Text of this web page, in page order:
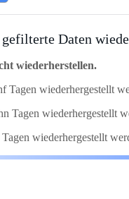
Daten
wiederherstellen.
Tagen wiederhergestellt
Tagen wiederhergestellt
wiederhergestellt